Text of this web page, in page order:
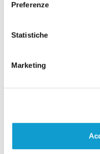
Preferenze
Statistiche
Marketing
Lite ad Ancona,
di Sergio Cinquino